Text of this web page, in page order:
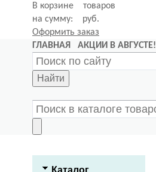
В корзине
товаров
на сумму:
руб.
Оформить заказ
ГЛАВНАЯ
АКЦИИ В АВГУСТЕ!
Найти
Каталог